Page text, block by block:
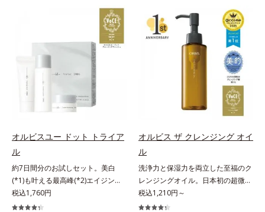
げるだけで濃いメイクはもちろん毛
穴悩みも取り去り、一瞬で気持ちの
いい素肌へ。スキンケア0番目に、
かつてないクレンジング(*2)をご用
意しました。ポーラ化成は独自の先
端研究により、ナノバブルよりも小
さい超微粒子(*3)をクレンジングに
搭載することに成功。毛穴よりはる
かに小さい超微粒子とオイルが肌と
て肌表面にうるおいベールを形成。
これにより、洗い流した瞬間に汚れ
が肌に再付着することを防止し、細
かい毛穴汚れをごっそりするん！角
栓溶解オイル(*4)が詰まりや黒ずみ
も溶かして、毛穴の目立ちにくいす
べすべ肌に洗い上げます。大人肌の
ションのすき間にフィットし、凹凸
や毛穴をフラットに整えます。また
お直しと同時にうるおいを補給。さ
らに余分な皮脂を吸着して、水分と
皮脂のバランスをコントロールし、
メイクがくずれにくい肌へ。“立て
直す”ことにこだわった設計で、メ
イクがくずれた肌にすんなりなじ
み、ポンポンするだけでキレイが復
パウダー、どんなファンデーション
の上に重ねてもOK。携帯に便利な
コンパクトタイプです。
オルビスユー ドット トライア
ル
約7日間分のお試しセット。美白
(*1)も叶える最高峰(*2)エイジング
ケア(*3)。ハリも透明感(*4)も結果
主義。年齢サイン(*5)の因子に着目
税込1,760円
オルビス ザ クレンジング オイ
ル
洗浄力と保湿力を両立した至福のク
レンジングオイル。日本初の超微粒
子技術(*1)が毛穴奥の微細な汚れに
アプローチ。圧倒的な洗浄力と毛穴
税込1,210円～